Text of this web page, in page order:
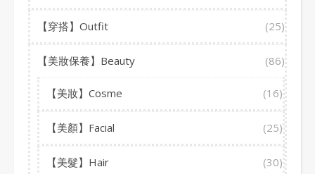
【穿搭】Outfit (25)
【美妝保養】Beauty (86)
【美妝】Cosme (16)
【美顏】Facial (25)
【美髮】Hair (30)